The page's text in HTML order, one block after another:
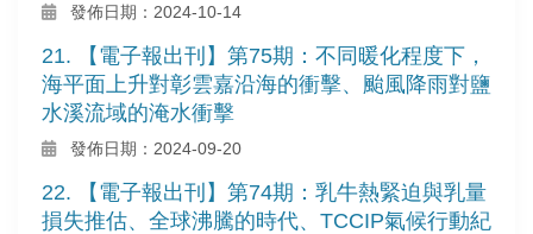
發佈日期：2024-10-14
21. 【電子報出刊】第75期：不同暖化程度下，
海平面上升對彰雲嘉沿海的衝擊、颱風降雨對鹽
水溪流域的淹水衝擊
發佈日期：2024-09-20
22. 【電子報出刊】第74期：乳牛熱緊迫與乳量
損失推估、全球沸騰的時代、TCCIP氣候行動紀